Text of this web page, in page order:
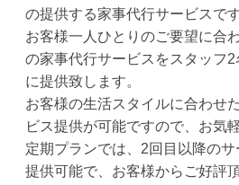
の提供する家事代行サービスで
お客様一人ひとりのご要望に合
の家事代行サービスをスタッフ
に提供致します。
お客様の生活スタイルに合わせ
ビス提供が可能ですので、お気
定期プランでは、2回目以降の
提供可能で、お客様からご好評